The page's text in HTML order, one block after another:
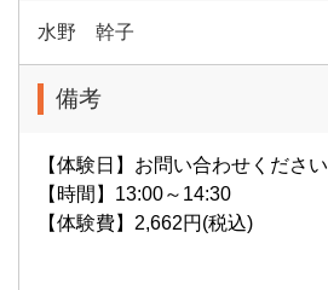
水野 幹子
備考
【体験日】お問い合わせください
【時間】13:00～14:30
【体験費】2,662円(税込)